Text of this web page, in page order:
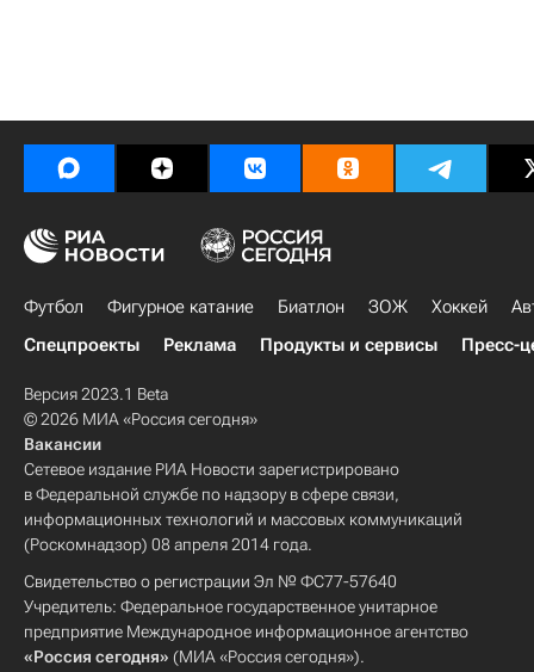
Футбол Фигурное катание Биатлон ЗОЖ Хоккей
Спецпроекты
Реклама Продукты и сервисы Пресс-
Версия 2023.1 Beta
© 2026 МИА «Россия сегодня»
Вакансии
Сетевое издание РИА Новости зарегистрировано
в Федеральной службе по надзору в сфере связи,
информационных технологий и массовых коммуникаций
(Роскомнадзор) 08 апреля 2014 года.
Свидетельство о регистрации Эл № ФС77-57640
Учредитель: Федеральное государственное унитарное
предприятие Международное информационное агентство
«Россия сегодня» (МИА «Россия сегодня»).